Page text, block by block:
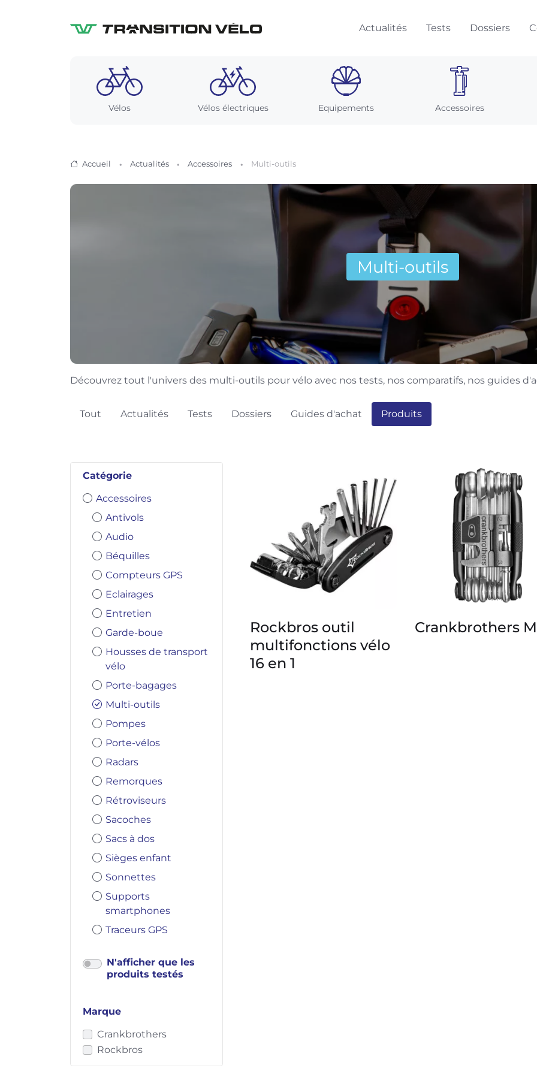
Actualités Tests Dossiers
Vélos Vélos électriques Equipements Accessoires
Accueil Actualités Accessoires Multi-outils
Multi-outils
Découvrez tout l'univers des multi-outils pour vélo avec nos tests, nos comparatifs, nos guides
Tout Actualités Tests Dossiers Guides d'achat Produits
Catégorie
Accessoires
Antivols
Audio
Béquilles
Compteurs GPS
Eclairages
Entretien
Garde-boue
Housses de transport
vélo
Porte-bagages
Multi-outils
Pompes
Porte-vélos
Radars
Remorques
Rétroviseurs
Sacoches
Sacs à dos
Sièges enfant
Sonnettes
Supports
smartphones
Traceurs GPS
N'afficher que les
produits testés
Marque
Crankbrothers
Rockbros
Rockbros outil
multifonctions vélo
16 en 1
Crankbrothers